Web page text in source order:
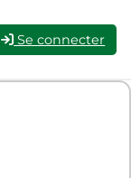
Se connecter